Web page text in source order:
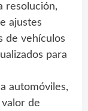
resolución,
ajustes
de vehículos
para
automóviles,
de